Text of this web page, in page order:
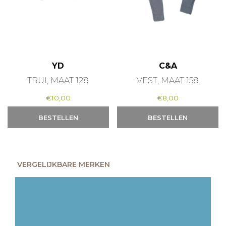
YD
TRUI, MAAT 128
€10,00
BESTELLEN
C&A
VEST, MAAT 158
€8,00
BESTELLEN
VERGELIJKBARE MERKEN